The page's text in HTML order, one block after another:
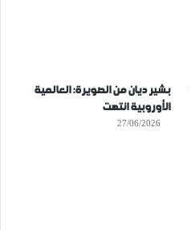
بشير ديان من الصويرة: العالمية
الأوروبية انتهت
27/06/2026